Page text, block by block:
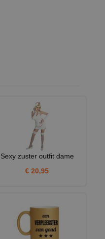
Sexy zuster outfit dame
€ 20,95